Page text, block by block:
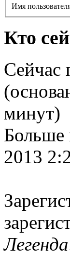
Имя
Кто
Сейчас
минут)
Больше
2013